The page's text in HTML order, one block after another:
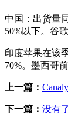
中国：出货量
50%以下。谷
印度苹果在该
70%。墨西哥
上一篇：
下一篇： 没有